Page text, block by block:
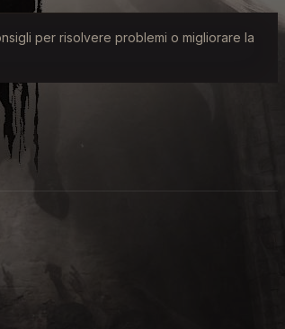
per risolvere problemi o migliorare la
Series X|S, Xbox One, PlayStation
gli eserciti demoniaci degli Inferi